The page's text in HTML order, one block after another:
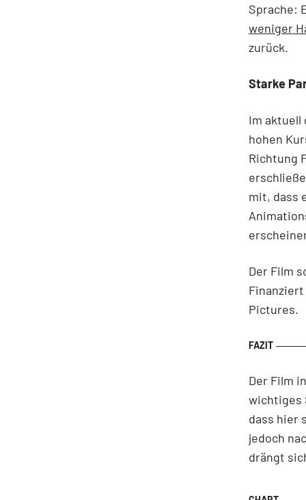
Sprache:
weniger
zurück.
Starke
Im aktuell
hohen
Richtung
mit, dass
Der Film
Pictures.
Der Film
wichtiges
dass hier
jedoch
drängt